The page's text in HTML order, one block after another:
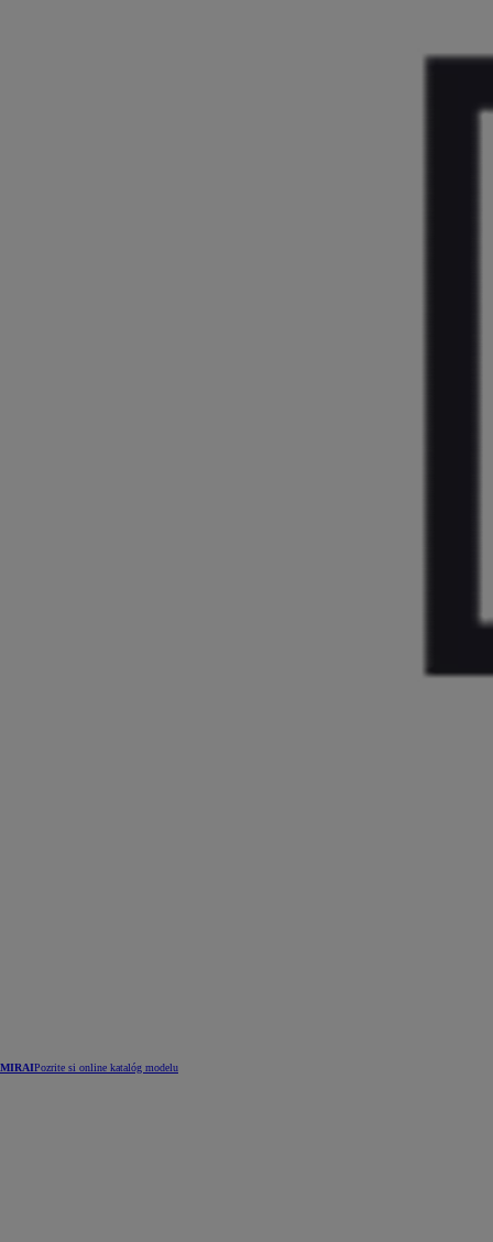
MIRAIPozrite si online katalóg modelu